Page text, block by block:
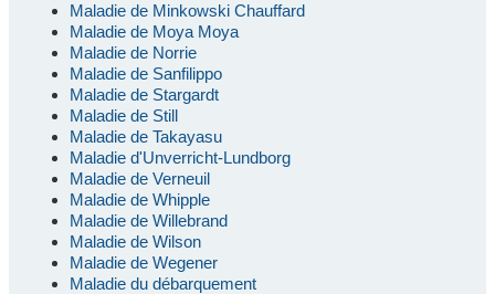
Maladie de Minkowski Chauffard
Maladie de Moya Moya
Maladie de Norrie
Maladie de Sanfilippo
Maladie de Stargardt
Maladie de Still
Maladie de Takayasu
Maladie d'Unverricht-Lundborg
Maladie de Verneuil
Maladie de Whipple
Maladie de Willebrand
Maladie de Wilson
Maladie de Wegener
Maladie du débarquement